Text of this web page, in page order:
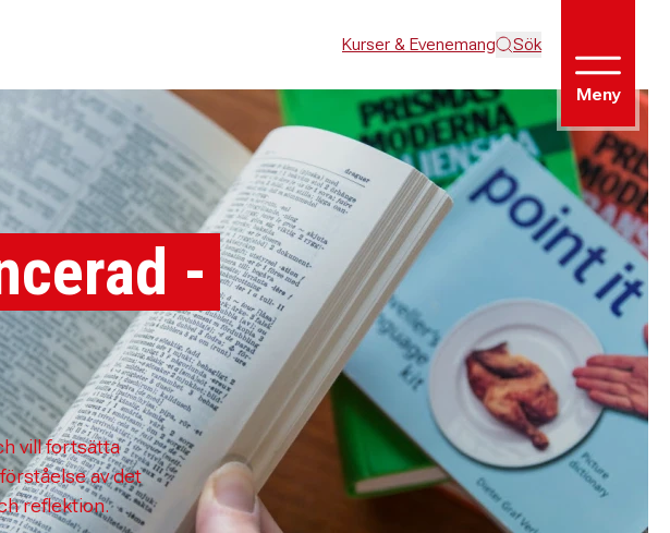
Kurser & Evenemang Sök
Meny
-
vill fortsätta
av det
reflektion.